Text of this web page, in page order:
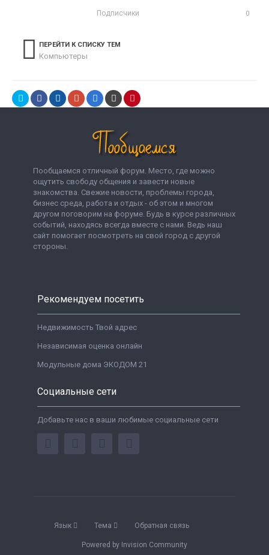
Подписчики 0
ПЕРЕЙТИ К СПИСКУ ТЕМ
Компьютеры
Пообщаемся отличный форум. Место, где можно
ощутить свободу общения и завести новые
знакомства. Свежие новости, проблемы города,
бизнес среда, работа и отдых - об этом и многом
другом поговорим на форуме. Будь в курсе различных
событий, находясь всегда вместе с нами. Ведь наш
сайт помогает посмотреть на свой город с другой
стороны.
Рекомендуем посетить
Недвижимость Твой адрес
Независимая оценка онлайн
Модульные дома ЭКОДОМ 21
Социальные сети
Добавьте нас в ваши любимые социальные сети
Язык Тема Обратная связь
Powered by Invision Community